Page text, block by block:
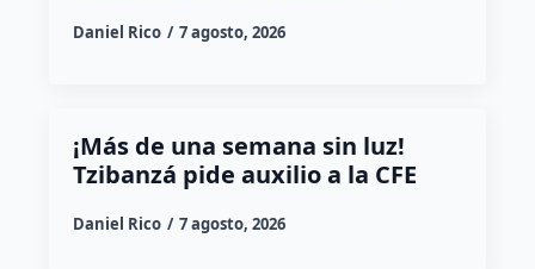
Daniel Rico 7 agosto, 2026
¡Más de una semana sin luz!
Tzibanzá pide auxilio a la CFE
Daniel Rico 7 agosto, 2026